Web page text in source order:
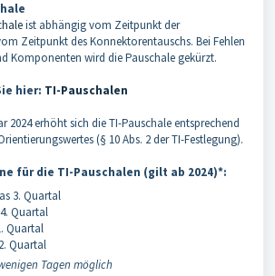
ist abhängig vom Zeitpunkt der
Zeitpunkt des Konnektorentauschs. Bei Fehlen
Komponenten wird die Pauschale gekürzt.
hier: TI-Pauschalen
2024 erhöht sich die TI-Pauschale entsprechend
(§ 10 Abs. 2 der TI-Festlegung).
für die TI-Pauschalen (gilt ab 2024)*:
3. Quartal
Quartal
Quartal
Quartal
Tagen möglich